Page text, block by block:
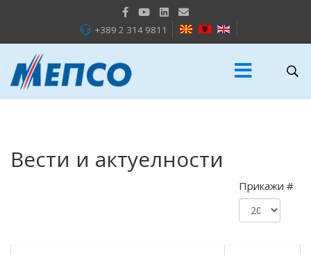
+389 2 314 9811
Вести и актуелности
Прикажи #